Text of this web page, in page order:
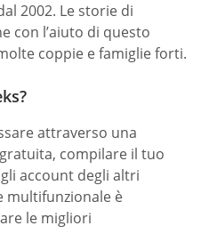
2002. Le storie di
con l’aiuto di questo
coppie e famiglie forti.
attraverso una
compilare il tuo
account degli altri
multifunzionale è
le migliori